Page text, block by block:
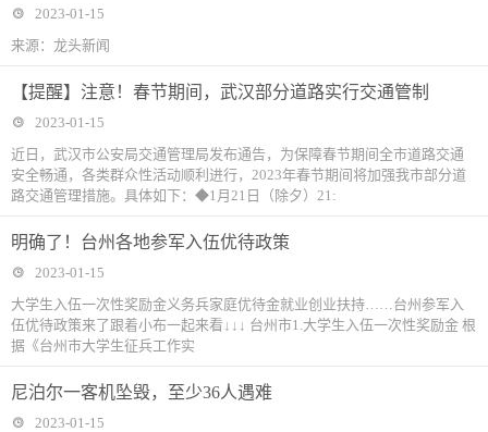
2023-01-15
来源：龙头新闻
【提醒】注意！春节期间，武汉部分道路实行交通管制
2023-01-15
近日，武汉市公安局交通管理局发布通告，为保障春节期间全市道路交通
安全畅通，各类群众性活动顺利进行，2023年春节期间将加强我市部分道
路交通管理措施。具体如下：◆1月21日（除夕）21:
明确了！台州各地参军入伍优待政策
2023-01-15
大学生入伍一次性奖励金义务兵家庭优待金就业创业扶持……台州参军入
伍优待政策来了跟着小布一起来看↓↓↓ 台州市1.大学生入伍一次性奖励金 根
据《台州市大学生征兵工作实
尼泊尔一客机坠毁，至少36人遇难
2023-01-15